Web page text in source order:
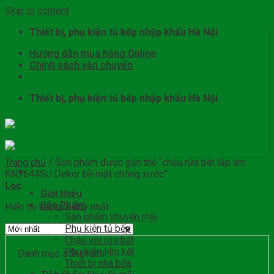
Skip to content
Thiết bị, phụ kiện tủ bếp nhập khẩu Hà Nội
Hướng dẫn mua hàng Online
Chính sách vận chuyển
Thiết bị, phụ kiện tủ bếp nhập khẩu Hà Nội
Giới thiệu
Sản Phẩm
Sản phẩm khuyến mãi
Phụ kiện tủ bếp
Chậu vòi rửa bát
Phụ kiện liên kết
Thiết bị nhà bếp
Trang chủ / Sản phẩm được gắn thẻ “chậu rửa bát lắp âm
KN7644SU Dekor bề mặt chống xước”
Lọc
Hiển thị kết quả duy nhất
Danh mục sản phẩm